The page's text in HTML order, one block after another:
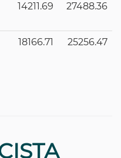
14211.69 27488.36
18166.71 25256.47